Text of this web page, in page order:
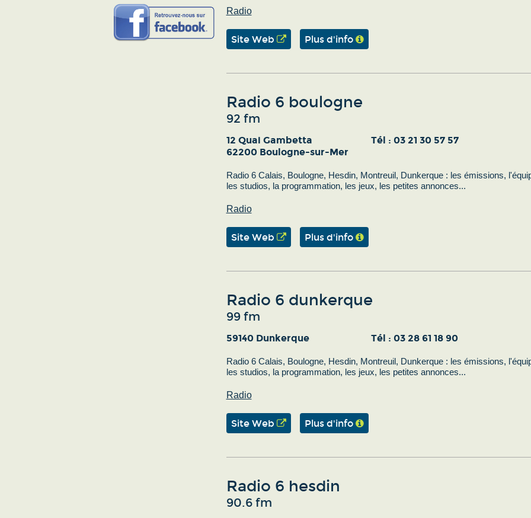
Radio
Site Web Plus d'info
Radio 6 boulogne
92 fm
12 Quai Gambetta
62200 Boulogne-sur-Mer
Tél : 03 21 30 57 57
Radio 6 Calais, Boulogne, Hesdin, Montreuil, Dunkerque : les émissions,
les studios, la programmation, les jeux, les petites annonces...
Radio
Site Web Plus d'info
Radio 6 dunkerque
99 fm
59140 Dunkerque Tél : 03 28 61 18 90
Radio 6 Calais, Boulogne, Hesdin, Montreuil, Dunkerque : les émissions,
les studios, la programmation, les jeux, les petites annonces...
Radio
Site Web Plus d'info
Radio 6 hesdin
90.6 fm